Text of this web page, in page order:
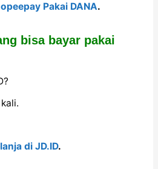
Pakai DANA.
bisa bayar pakai
di JD.ID.